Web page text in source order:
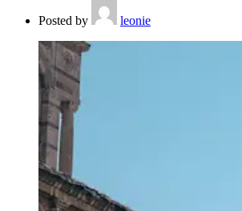
Posted by leonie